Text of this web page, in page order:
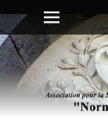
Menu
Aller
au
contenu